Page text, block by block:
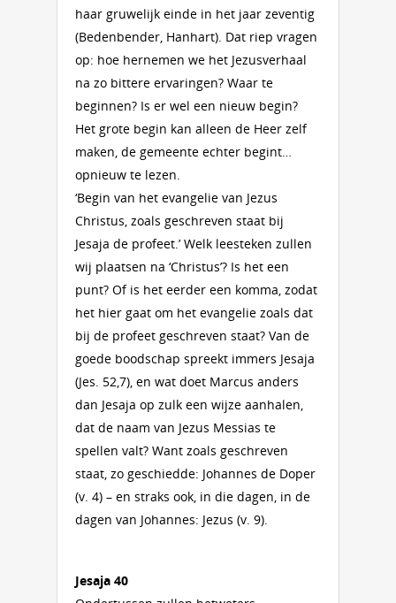
haar gruwelijk einde in het jaar zeventig
(Bedenbender, Hanhart). Dat riep vragen
op: hoe hernemen we het Jezusverhaal
na zo bittere ervaringen? Waar te
beginnen? Is er wel een nieuw begin?
Het grote begin kan alleen de Heer zelf
maken, de gemeente echter begint…
opnieuw te lezen.
‘Begin van het evangelie van Jezus
Christus, zoals geschreven staat bij
Jesaja de profeet.’ Welk leesteken zullen
wij plaatsen na ‘Christus’? Is het een
punt? Of is het eerder een komma, zodat
het hier gaat om het evangelie zoals dat
bij de profeet geschreven staat? Van de
goede boodschap spreekt immers Jesaja
(Jes. 52,7), en wat doet Marcus anders
dan Jesaja op zulk een wijze aanhalen,
dat de naam van Jezus Messias te
spellen valt? Want zoals geschreven
staat, zo geschiedde: Johannes de Doper
(v. 4) – en straks ook, in die dagen, in de
dagen van Johannes: Jezus (v. 9).
Jesaja 40